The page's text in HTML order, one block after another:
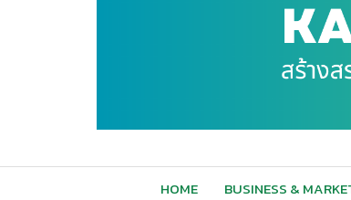
HOME BUSINESS &